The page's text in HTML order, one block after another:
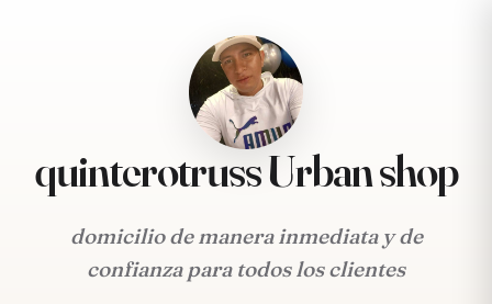
quinterotruss Urban shop
domicilio de manera inmediata y de
confianza para todos los clientes